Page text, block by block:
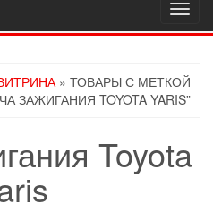
» ТОВАРЫ С МЕТКОЙ
ЗАЖИГАНИЯ TOYOTA YARIS”
Toyota